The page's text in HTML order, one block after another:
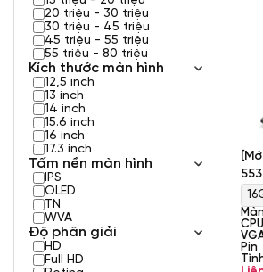
20 triệu - 30 triệu
30 triệu - 45 triệu
45 triệu - 55 triệu
55 triệu - 80 triệu
Kích thước màn hình
12,5 inch
13 inch
14 inch
15.6 inch
16 inch
17.3 inch
Tấm nền màn hình
IPS
OLED
TN
WVA
Độ phân giải
HD
Full HD
CPU
Pin